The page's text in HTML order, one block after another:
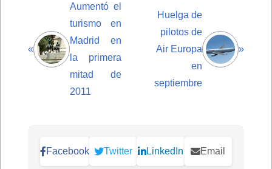
«
Aumentó el
turismo en
Madrid en
la primera
mitad de
2011
Huelga de
pilotos de
Air Europa
en
septiembre
»
Facebook Twitter LinkedIn Email